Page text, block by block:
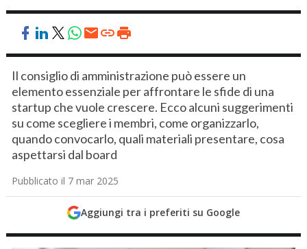
Il consiglio di amministrazione può essere un
elemento essenziale per affrontare le sfide di una
startup che vuole crescere. Ecco alcuni suggerimenti
su come scegliere i membri, come organizzarlo,
quando convocarlo, quali materiali presentare, cosa
aspettarsi dal board
Pubblicato il 7 mar 2025
Aggiungi tra i preferiti su Google